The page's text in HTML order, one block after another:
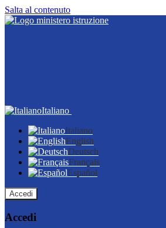
Salta al contenuto
Italiano
Italiano
English
Deutsch
Français
Español
Accedi
Accedi